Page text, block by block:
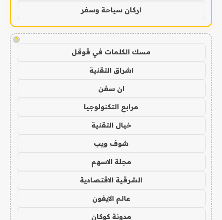
اركان سياحة وسفر
!
مسك الكلمات في قوقل
اشراق التقنية
ان سفن
مرابع التكنولوجيا
خيال التقنية
شوف ويب
مجلة الاسهم
الشرقية الاقتصادية
عالم الايفون
مدونة كوكان